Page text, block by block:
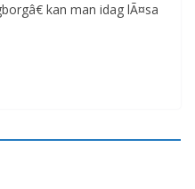
kan man idag lÃ¤sa